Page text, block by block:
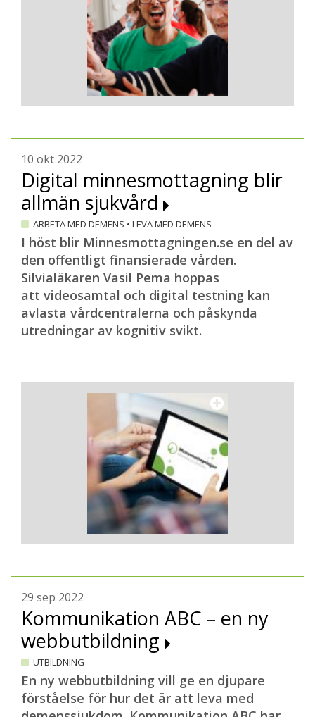
10 okt 2022
Digital minnesmottagning blir
allmän sjukvård
ARBETA MED DEMENS • LEVA MED DEMENS
I höst blir Minnesmottagningen.se en del av
den offentligt finansierade vården.
Silvialäkaren Vasil Pema hoppas
att videosamtal och digital testning kan
avlasta vårdcentralerna och påskynda
utredningar av kognitiv svikt.
29 sep 2022
Kommunikation ABC – en ny
webbutbildning
UTBILDNING
En ny webbutbildning vill ge en djupare
förståelse för hur det är att leva med